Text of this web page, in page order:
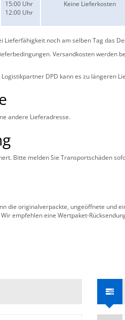
15:00 Uhr
12:00 Uhr
Keine Lieferkosten
noch am selben Tag das
Versandkosten werden
DPD kann es zu längeren
andere Lieferadresse.
Bitte melden Sie Transportschäden
die originalverpackte, ungeöffnete und
empfehlen eine Wertpaket-